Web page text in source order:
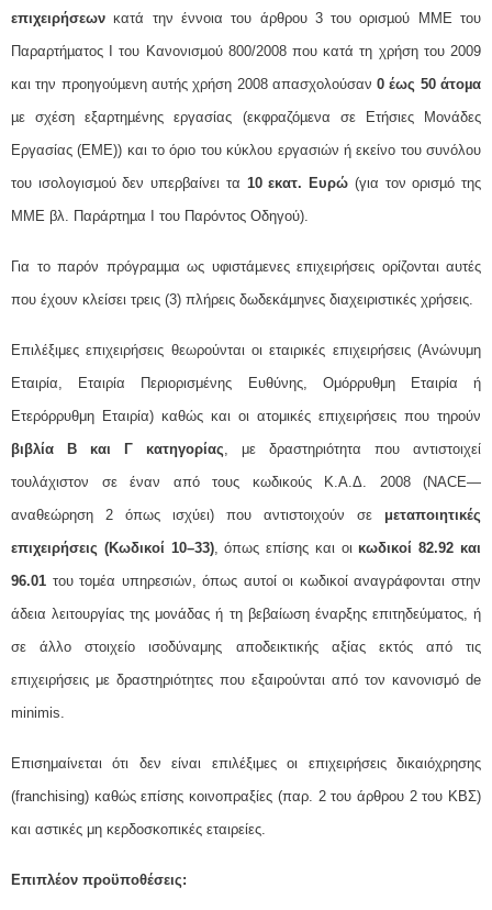
επιχειρήσεωνκατά την έννοια του άρθρου 3 του ορισµού ΜΜΕ του
Παραρτήµατος Ι του Κανονισµού 800/2008 που κατά τη χρήση του 2009
και την προηγούµενη αυτής χρήση 2008 απασχολούσαν0 έως 50 άτοµα
µε σχέση εξαρτηµένης εργασίας (εκφραζόµενα σε Ετήσιες Μονάδες
Εργασίας (ΕΜΕ)) και το όριο του κύκλου εργασιών ή εκείνο του συνόλου
του ισολογισµού δεν υπερβαίνει τα 10 εκατ. Ευρώ (για τον ορισµό της
ΜΜΕ βλ. Παράρτηµα Ι του Παρόντος Οδηγού).
Για το παρόν πρόγραµµα ως υφιστάµενες επιχειρήσεις ορίζονται αυτές
που έχουν κλείσει τρεις (3) πλήρεις δωδεκάµηνες διαχειριστικές χρήσεις.
Επιλέξιμες επιχειρήσεις θεωρούνται οι εταιρικές επιχειρήσεις (Ανώνυμη
Εταιρία, Εταιρία Περιορισμένης Ευθύνης, Ομόρρυθμη Εταιρία ή
Ετερόρρυθμη Εταιρία) καθώς και οι ατομικές επιχειρήσεις που τηρούν
βιβλία Β και Γ κατηγορίας, με δραστηριότητα που αντιστοιχεί
τουλάχιστον σε έναν από τους κωδικούς Κ.Α.Δ. 2008 (NACE—
αναθεώρηση 2 όπως ισχύει) που αντιστοιχούν σε μεταποιητικές
επιχειρήσεις (Κωδικοί 10–33), όπως επίσης και οι κωδικοί 82.92 και
96.01 του τομέα υπηρεσιών, όπως αυτοί οι κωδικοί αναγράφονται στην
άδεια λειτουργίας της μονάδας ή τη βεβαίωση έναρξης επιτηδεύματος, ή
σε άλλο στοιχείο ισοδύναμης αποδεικτικής αξίας εκτός από τις
επιχειρήσεις με δραστηριότητες που εξαιρούνται από τον κανονισμό de
minimis.
Επισημαίνεται ότι δεν είναι επιλέξιμες οι επιχειρήσεις δικαιόχρησης
(franchising) καθώς επίσης κοινοπραξίες (παρ. 2 του άρθρου 2 του ΚΒΣ)
και αστικές μη κερδοσκοπικές εταιρείες.
Επιπλέον προϋποθέσεις: